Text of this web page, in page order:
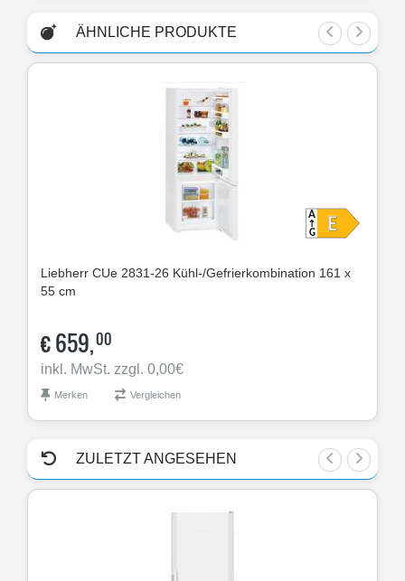
ÄHNLICHE PRODUKTE
Liebherr CUe 2831-26 Kühl-/Gefrierkombination 161 x
55 cm
€659,00
inkl. MwSt. zzgl. 0,00€
Merken Vergleichen
ZULETZT ANGESEHEN